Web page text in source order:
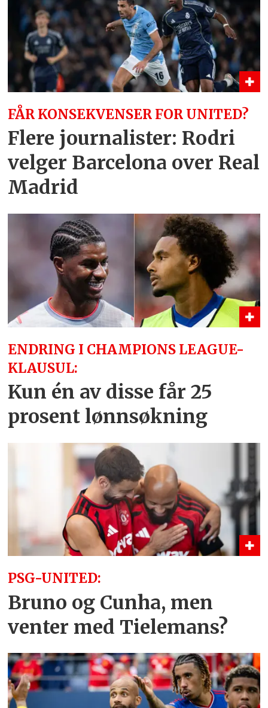
FÅR KONSEKVENSER FOR UNITED?
Flere journalister: Rodri
velger Barcelona over Real
Madrid
ENDRING I CHAMPIONS LEAGUE-
KLAUSUL:
Kun én av disse får 25
prosent lønnsøkning
PSG-UNITED:
Bruno og Cunha, men
venter med Tielemans?